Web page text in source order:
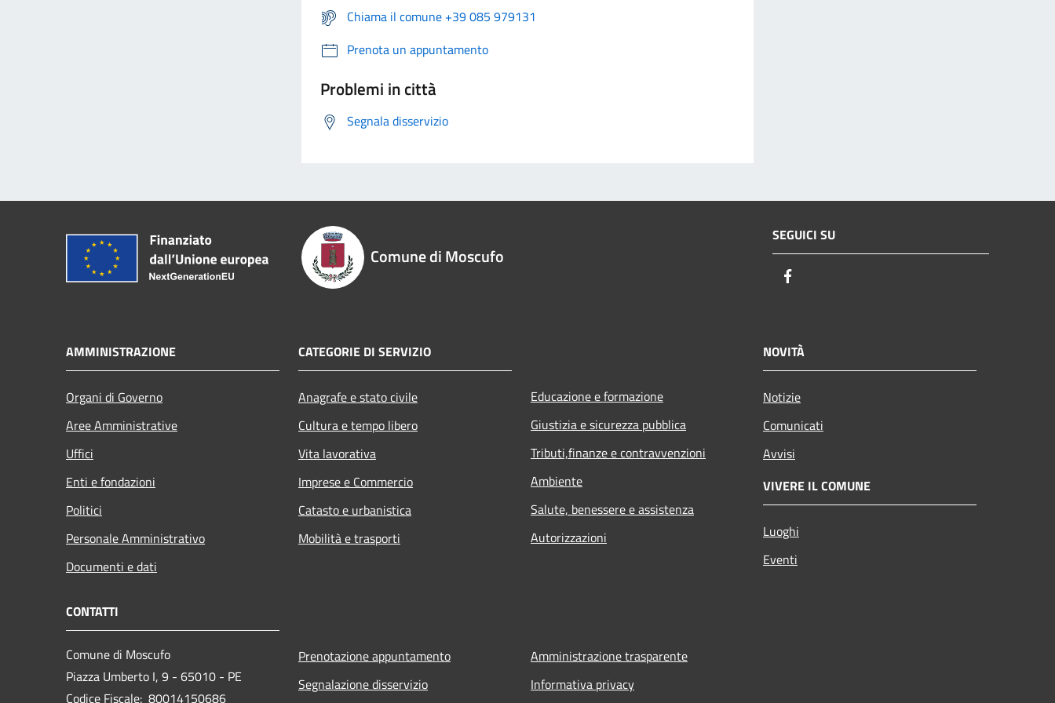
Chiama il comune +39 085 979131
Prenota un appuntamento
Problemi in città
Segnala disservizio
Comune di Moscufo
SEGUICI SU
AMMINISTRAZIONE
Organi di Governo
Aree Amministrative
Uffici
Enti e fondazioni
Politici
Personale Amministrativo
Documenti e dati
CATEGORIE DI SERVIZIO
Anagrafe e stato civile
Cultura e tempo libero
Vita lavorativa
Imprese e Commercio
Catasto e urbanistica
Mobilità e trasporti
Educazione e formazione
Giustizia e sicurezza pubblica
Tributi,finanze e contravvenzioni
Ambiente
Salute, benessere e assistenza
Autorizzazioni
NOVITÀ
Notizie
Comunicati
Avvisi
VIVERE IL COMUNE
Luoghi
Eventi
CONTATTI
Comune di Moscufo
Piazza Umberto I, 9 - 65010 - PE
Codice Fiscale: 80014150686
Prenotazione appuntamento
Segnalazione disservizio
Amministrazione trasparente
Informativa privacy